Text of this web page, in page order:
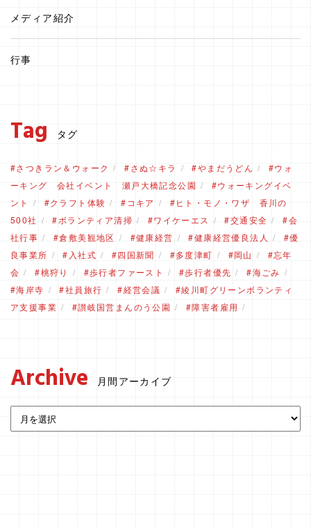
メディア紹介
行事
Tag タグ
さつきラン＆ウォーク さぬ☆キラ やまだうどん
ウォ
ーキング 会社イベント 瀬戸大橋記念公園
ウォーキングイベ
ント
クラフト体験 コキア
ヒト・モノ・ワザ 香川の
500社
ボランティア清掃 ワイケーエス 交通安全
会
社行事
倉敷美観地区 健康経営 健康経営優良法人
優
良事業所
入社式 四国新聞 多度津町 岡山
忘年
会
桃狩り 歩行者ファースト 歩行者優先
海ごみ
海岸寺
社員旅行 経営会議
綾川町グリーンボランティ
ア支援事業
讃岐国営まんのう公園 障害者雇用
Archive 月間アーカイブ